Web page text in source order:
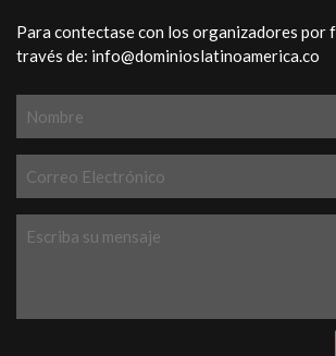
Para contectase con los organizadores por
través de: info@dominioslatinoamerica.co